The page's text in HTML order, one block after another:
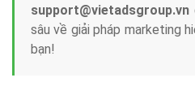
support@vietadsgroup.vn
sâu về giải pháp marketing
bạn!